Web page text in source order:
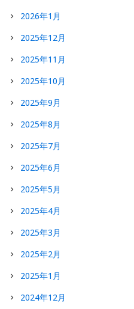
2026年1月
2025年12月
2025年11月
2025年10月
2025年9月
2025年8月
2025年7月
2025年6月
2025年5月
2025年4月
2025年3月
2025年2月
2025年1月
2024年12月